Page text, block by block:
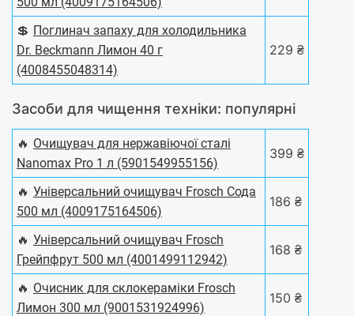
💲 Поглинач запаху для холодильника
Dr. Beckmann Лимон 40 г
(4008455048314)
229 ₴
Засоби для чищення техніки: популярні
🔥 Очищувач для нержавіючої сталі
Nanomax Pro 1 л (5901549955156)
399 ₴
🔥 Універсальний очищувач Frosch Сода
500 мл (4009175164506)
186 ₴
🔥 Універсальний очищувач Frosch
Грейпфрут 500 мл (4001499112942)
168 ₴
🔥 Очисник для склокераміки Frosch
Лимон 300 мл (9001531924996)
150 ₴